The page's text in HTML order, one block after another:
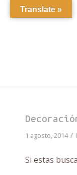
1 agosto, 2014 /
Si estas
Translate »